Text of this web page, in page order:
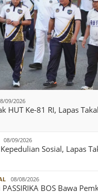
09/2026
HUT Ke-81 RI, Lapas
08/09/2026
Sosial, Lapas
08/08/2026
BOS Bawa